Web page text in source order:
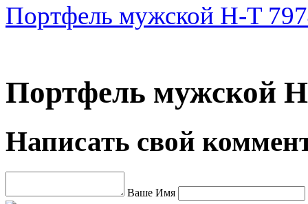
Портфель мужской H-T
Портфель мужской
Написать свой
Ваше Имя